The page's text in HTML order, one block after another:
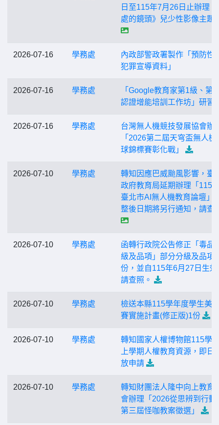
日至115年7月26日止辦理
處的鏡頭》兒少性影像主題
2026-07-16 學務處
內政部警政署製作「預防性
犯罪宣導資料」
2026-07-16 學務處
「Google教育家第1級、第
認證增能培訓工作坊」研習
2026-07-16 學務處
台灣無人機競技發展協會辦
「2026第二屆天穹盃無人機
球錦標賽彰化戰」
2026-07-10 學務處
轉知因應巴威颱風影響，臺
政府教育局延期辦理「115
臺北市AI無人機教育論壇」
整後日期將另行通知，請查
2026-07-10 學務處
函轉行政院公告修正「毒品
級及品項」部分分級及品項1
份，並自115年6月27日生效
請查照。
2026-07-10 學務處
檢送本縣115學年度學生美
賽實施計畫(修正版)1份
2026-07-10 學務處
轉知國家人權博物館115學
上學期人權教育資源，即日
放申請
2026-07-10 學務處
轉知財團法人隆中向上教育
會辦理「2026從思辨到行動
第三屆怪咖教案徵選」